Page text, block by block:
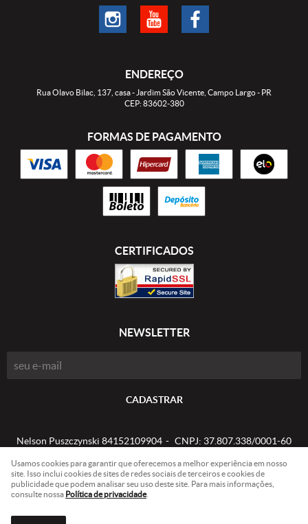
ENDEREÇO
Rua Olavo Bilac, 137, casa- Jardim São Vicente, Campo Largo- PR
CEP: 83602-380
FORMAS DE PAGAMENTO
CERTIFICADOS
NEWSLETTER
CADASTRAR
Nelson Puszczynski 84152109904 CNPJ: 37.807.338/0001-60
LOJA VIRTUAL CRIADA POR
Usamos cookies para garantir que oferecemos a melhor experiência em nosso
site. Isso inclui cookies de sites de redes sociais de terceiros e cookies de
publicidade que podem analisar seu uso deste site. Para mais informações,
consulte nossa Política de privacidade.